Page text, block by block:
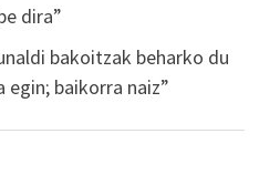
dira”
bakoitzak beharko du
egin; baikorra naiz”